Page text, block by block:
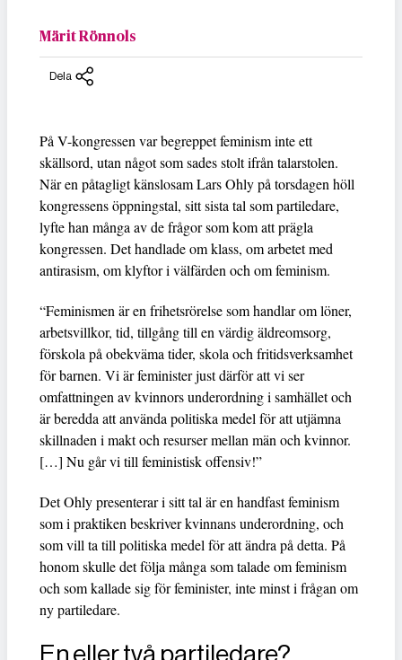
Märit Rönnols
Dela
På V-kongressen var begreppet feminism inte ett
skällsord, utan något som sades stolt ifrån talarstolen.
När en påtagligt känslosam Lars Ohly på torsdagen höll
kongressens öppningstal, sitt sista tal som partiledare,
lyfte han många av de frågor som kom att prägla
kongressen. Det handlade om klass, om arbetet med
antirasism, om klyftor i välfärden och om feminism.
“Feminismen är en frihetsrörelse som handlar om löner,
arbetsvillkor, tid, tillgång till en värdig äldreomsorg,
förskola på obekväma tider, skola och fritidsverksamhet
för barnen. Vi är feminister just därför att vi ser
omfattningen av kvinnors underordning i samhället och
är beredda att använda politiska medel för att utjämna
skillnaden i makt och resurser mellan män och kvinnor.
[…] Nu går vi till feministisk offensiv!”
Det Ohly presenterar i sitt tal är en handfast feminism
som i praktiken beskriver kvinnans underordning, och
som vill ta till politiska medel för att ändra på detta. På
honom skulle det följa många som talade om feminism
och som kallade sig för feminister, inte minst i frågan om
ny partiledare.
En eller två partiledare?